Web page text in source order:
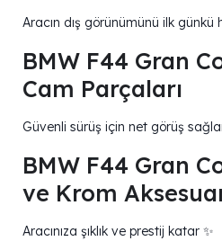
Aracın dış görünümünü ilk günkü
BMW F44 Gran
Cam Parçaları
Güvenli sürüş için net görüş
BMW F44 Gran
ve Krom
Aracınıza şıklık ve prestij katar ✨